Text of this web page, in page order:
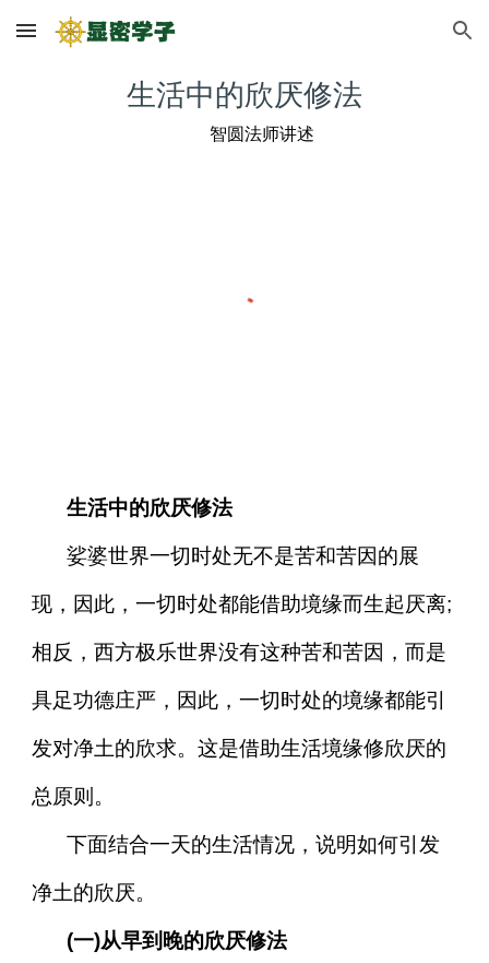
Skip to main content Skip to navigation
生活中的欣厌修法
智圆法师讲述
生活中的欣厌修法
娑婆世界一切时处无不是苦和苦因的展
现，因此，一切时处都能借助境缘而生起厌离;
相反，西方极乐世界没有这种苦和苦因，而是
具足功德庄严，因此，一切时处的境缘都能引
发对净土的欣求。这是借助生活境缘修欣厌的
总原则。
下面结合一天的生活情况，说明如何引发
净土的欣厌。
(一)从早到晚的欣厌修法